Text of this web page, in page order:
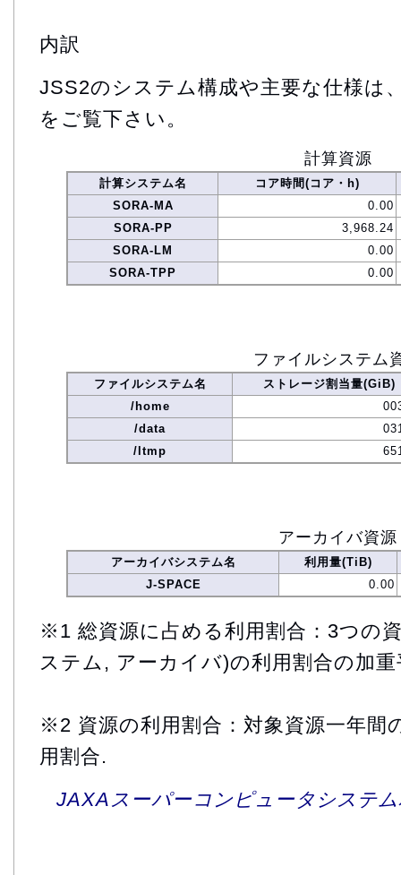
内訳
JSS2のシステム構成や主要な仕様は
をご覧下さい。
計算資源
計算システム名
コア時間(コア・h)
SORA-MA
0.00
SORA-PP
3,968.24
SORA-LM
0.00
SORA-TPP
0.00
ファイルシステム
ファイルシステム名
ストレージ割当量(GiB)
/home
/data
/ltmp
アーカイバ資源
アーカイバシステム名
利用量(TiB)
J-SPACE
0.00
※1 総資源に占める利用割合：3つの
ステム, アーカイバ)の利用割合の加重
※2 資源の利用割合：対象資源一年間
用割合.
JAXAスーパーコンピュータシステ